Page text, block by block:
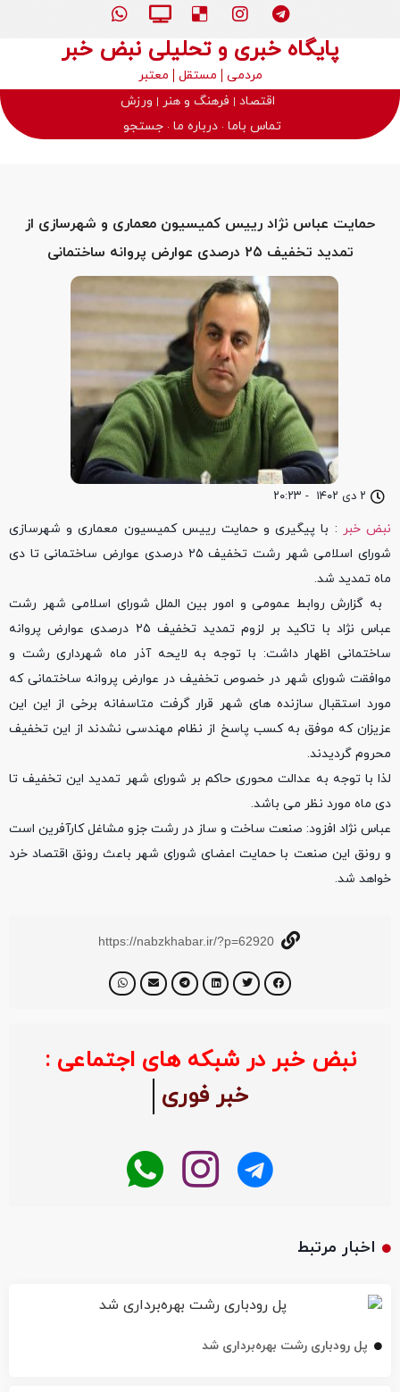
پایگاه خبری و تحلیلی نبض خبر
مردمی مستقل
معتبر
اقتصاد
فرهنگ و هنر
ورزش
تماس باما درباره ما جستجو
۲ دی ۱۴۰۲ - ۲۰:۲۳
حمایت عباس نژاد رییس کمیسیون معماری و شهرسازی از
تمدید تخفیف ۲۵ درصدی عوارض پروانه ساختمانی
نبض خبر : با پیگیری و حمایت رییس کمیسیون معماری و شهرسازی
شورای اسلامی شهر رشت تخفیف ۲۵ درصدی عوارض ساختمانی تا دی
ماه تمدید شد.
به گزارش روابط عمومی و امور بین الملل شورای اسلامی شهر رشت
عباس نژاد با تاکید بر لزوم تمدید تخفیف ۲۵ درصدی عوارض پروانه
ساختمانی اظهار داشت: با توجه به لایحه آذر ماه شهرداری رشت و
موافقت شورای شهر در خصوص تخفیف در عوارض پروانه ساختمانی که
مورد استقبال سازنده های شهر قرار گرفت متاسفانه برخی از این این
عزیزان که موفق به کسب پاسخ از نظام مهندسی نشدند از این تخفیف
محروم گردیدند.
لذا با توجه به عدالت محوری حاکم بر شورای شهر تمدید این تخفیف تا
دی ماه مورد نظر می باشد.
عباس نژاد افزود: صنعت ساخت و ساز در رشت جزو مشاغل کارآفرین است
و رونق این صنعت با حمایت اعضای شورای شهر باعث رونق اقتصاد خرد
خواهد شد.
https://nabzkhabar.ir/?p=62920
نبض خبر در شبکه های اجتماعی :
خبر فوری
اخبار مرتبط
پل رودباری رشت بهره‌برداری شد